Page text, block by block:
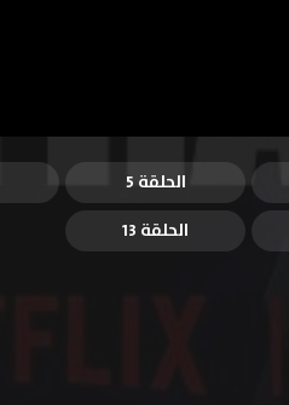
الحلقة 5
الحلقة 13